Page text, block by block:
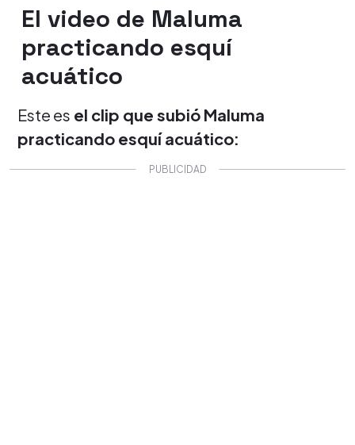
El video de Maluma
practicando esquí
acuático
Este es el clip que subió Maluma
practicando esquí acuático: